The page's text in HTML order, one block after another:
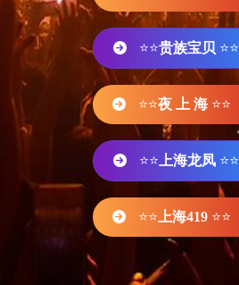
⭐⭐贵族宝贝 ⭐⭐
⭐⭐夜 上 海 ⭐⭐
⭐⭐ 上海龙凤 ⭐⭐
⭐⭐ 上海419 ⭐⭐